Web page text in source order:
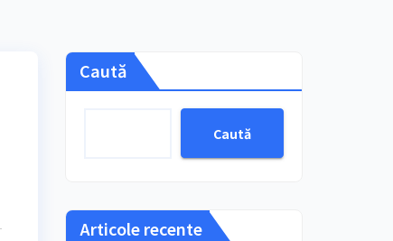
Caută
Caută
Articole recente